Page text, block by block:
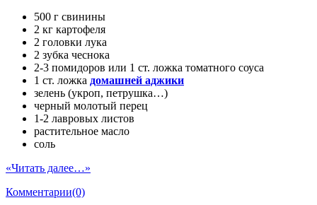
500 г свинины
2 кг картофеля
2 головки лука
2 зубка чеснока
2-3 помидоров или 1 ст. ложка томатного соуса
1 ст. ложка домашней аджики
зелень (укроп, петрушка…)
черный молотый перец
1-2 лавровых листов
растительное масло
соль
«Читать далее…»
Комментарии(0)